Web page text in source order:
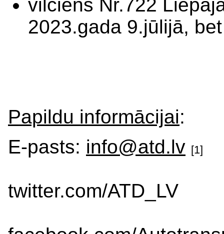
vilciens Nr.722
2023.gada 9.jūlijā,
Papildu informācijai:
E-pasts: info@atd.lv [1]
twitter.com/ATD_LV